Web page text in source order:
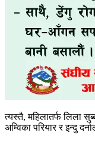
त्यस्तै, महिलातर्फ लिला
अम्विका परियार र इन्दु